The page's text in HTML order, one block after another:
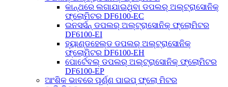
କାନ୍ଥରେ ଲଗାଯାଇଥିବା ଡପଲର୍ ଅଲ୍ଟ୍ରାସୋନିକ୍
ଫ୍ଲୋମିଟର DF6100-EC
ଇନସର୍ସନ୍ ଡପଲର୍ ଅଲ୍ଟ୍ରାସୋନିକ୍ ଫ୍ଲୋମିଟର
DF6100-EI
ହ୍ୟାଣ୍ଡହେଲ୍ଡ ଡପଲର୍ ଅଲ୍ଟ୍ରାସୋନିକ୍
ଫ୍ଲୋମିଟର DF6100-EH
ପୋର୍ଟେବଲ୍ ଡପଲର୍ ଅଲ୍ଟ୍ରାସୋନିକ୍ ଫ୍ଲୋମିଟର
DF6100-EP
ଆଂଶିକ ଭାବରେ ପୂର୍ଣ୍ଣ ପାଇପ୍ ଫ୍ଲୋ ମିଟର